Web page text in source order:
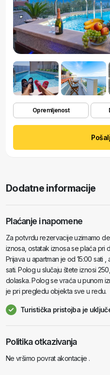
Opremljenost
Dodatne informacije
Plaćanje i napomene
Za potvrdu rezervacije uzimamo
iznosa, ostatak iznosa se plaća pri
Prijava u apartman je od 15:00 sati
sati. Polog u slučaju štete iznosi
dolaska. Polog se vraća u punom
je pri pregledu objekta sve u redu.
Turistička pristojba je
Politika otkazivanja
Ne vršimo povrat akontacije .